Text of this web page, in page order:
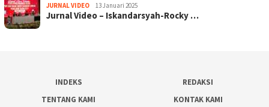
JURNAL VIDEO 13 Januari 2025
Jurnal Video – Iskandarsyah-Rocky …
INDEKS
REDAKSI
TENTANG KAMI
KONTAK KAMI